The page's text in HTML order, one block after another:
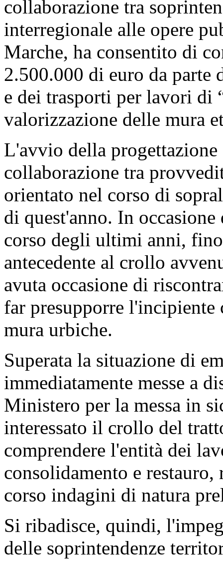
corso di esecuzione
programmazione 2021-
patrimonio culturale,
9 e 10, della legge 23
stanziamento pari a
in fase di progettazione
nel Piano strategico
annualità 2020-2022, con
milioni di euro.
Con la programmazione
collaborazione tra
interregionale alle opere
Marche, ha consentito di
2.500.000 di euro da
e dei trasporti per lavori di
valorizzazione delle mura
L'avvio della
collaborazione tra
orientato nel corso di
di quest'anno. In
corso degli ultimi anni,
antecedente al crollo
avuta occasione di
far presupporre